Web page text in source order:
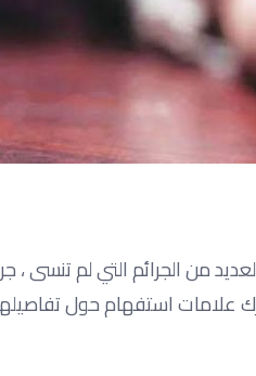
من الجرائم التي لم تنسى ،
استفهام حول تفاصيلها